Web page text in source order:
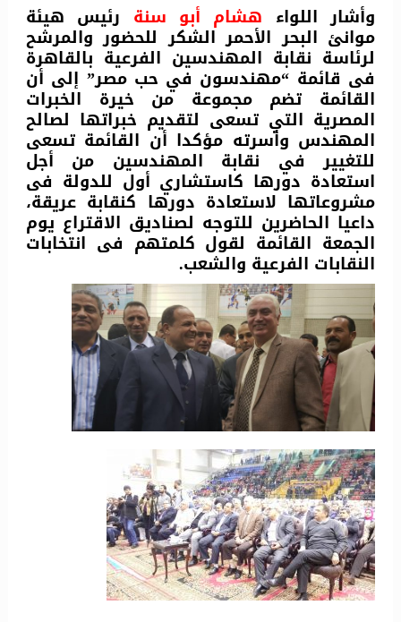
وأشار اللواء هشام أبو سنة رئيس هيئة
موانئ البحر الأحمر الشكر للحضور والمرشح
لرئاسة نقابة المهندسين الفرعية بالقاهرة
فى قائمة “مهندسون في حب مصر” إلى أن
القائمة تضم مجموعة من خيرة الخبرات
المصرية التي تسعى لتقديم خبراتها لصالح
المهندس وأسرته مؤكدا أن القائمة تسعى
للتغيير في نقابة المهندسين من أجل
استعادة دورها كاستشاري أول للدولة فى
مشروعاتها لاستعادة دورها كنقابة عريقة،
داعيا الحاضرين للتوجه لصناديق الاقتراع يوم
الجمعة القائمة لقول كلمتهم فى انتخابات
النقابات الفرعية والشعب.